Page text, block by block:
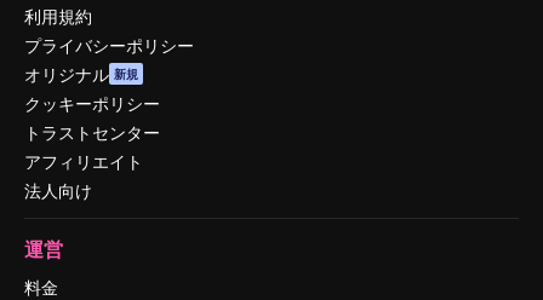
利用規約
プライバシーポリシー
オリジナル 新規
クッキーポリシー
トラストセンター
アフィリエイト
法人向け
運営
料金